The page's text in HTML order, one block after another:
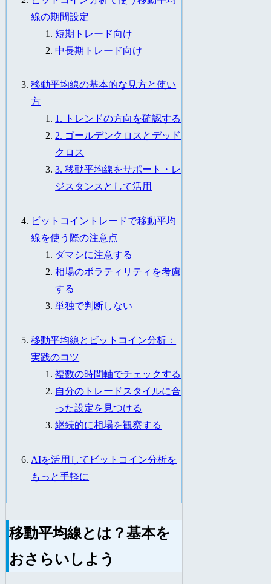
線の期間設定
短期トレード向け
中長期トレード向け
移動平均線の基本的な見方と使い
方
1. トレンドの方向を確認する
2. ゴールデンクロスとデッド
クロス
3. 移動平均線をサポート・レ
ジスタンスとして活用
ビットコイントレードで移動平均
線を使う際の注意点
ダマシに注意する
相場のボラティリティを考慮
する
単独で判断しない
移動平均線とビットコイン分析：
実践のコツ
複数の時間軸でチェックする
自分のトレードスタイルに合
った設定を見つける
継続的に相場を観察する
AIを活用してビットコイン分析を
もっと手軽に
移動平均線とは？基本を
おさらいしよう